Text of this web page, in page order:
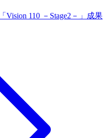
Vision 110 －Stage2－」成果